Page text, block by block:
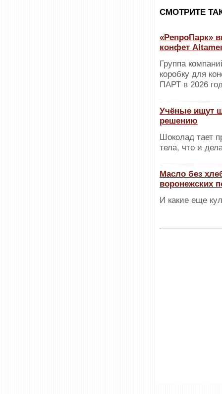
CМОТРИТЕ
«РепроПарк»
конфет
Группа
коробку для
ПАРТ в 2026
Учёные ищут
решению
Шоколад тает
тела, что и
Масло без
воронежских
И какие еще